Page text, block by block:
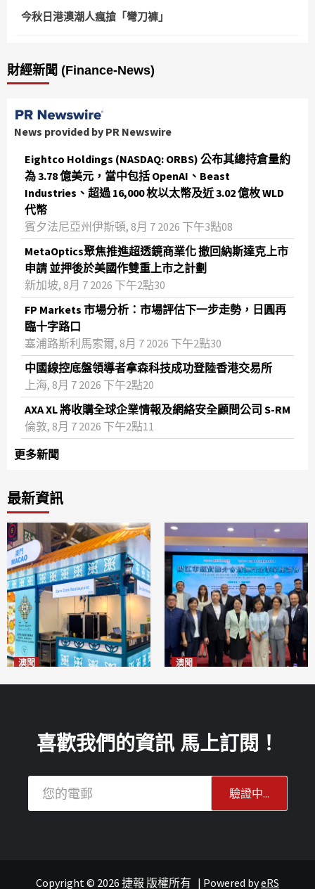
今秋日港澳潮人瘋搶「彎刀褲」
財經新聞 (Finance-News)
News provided by PR Newswire
Eightco Holdings (NASDAQ: ORBS) 公布其總持倉量約
為 3.78 億美元，當中包括 OpenAI、Beast
Industries、超過 16,000 枚以太幣及近 3.02 億枚 WLD
代幣
賓夕法尼亞州伊斯頓, 8月 7 2026 下午3點08
MetaOptics聚焦推進超透鏡商業化 撤回納斯達克上市
申請 並押後於美國作雙重上市之計劃
新加坡, 8月 7 2026 下午2點30
FP Markets 市場分析：市場評估下一步走勢，日圓再
臨十字路口
塞浦路斯利馬索爾, 8月 7 2026 下午2點30
中國線控底盤領導者拿森科技成功登陸香港交易所
上海, 8月 7 2026 下午2點20
AXA XL 將收購全球企業情報及網絡安全顧問公司 S-RM
倫敦, 8月 7 2026 下午2點11
更多新聞
最新資訊
澳聞 澳聞
喜歡我們的資訊 馬上訂閱！
Copyright © 2026 捷報 版權所有 | Powered byeRS